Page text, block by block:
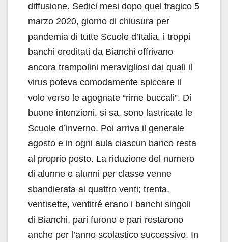
diffusione. Sedici mesi dopo quel tragico 5
marzo 2020, giorno di chiusura per
pandemia di tutte Scuole d’Italia, i troppi
banchi ereditati da Bianchi offrivano
ancora trampolini meravigliosi dai quali il
virus poteva comodamente spiccare il
volo verso le agognate “rime buccali”. Di
buone intenzioni, si sa, sono lastricate le
Scuole d’inverno. Poi arriva il generale
agosto e in ogni aula ciascun banco resta
al proprio posto. La riduzione del numero
di alunne e alunni per classe venne
sbandierata ai quattro venti; trenta,
ventisette, ventitré erano i banchi singoli
di Bianchi, pari furono e pari restarono
anche per l’anno scolastico successivo. In